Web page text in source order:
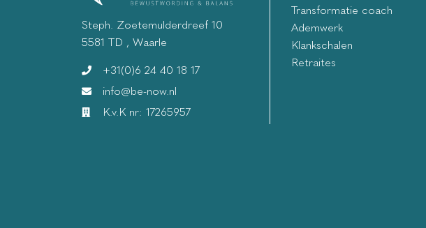
Steph. Zoetemulderdreef 10
5581 TD , Waarle
+31(0)6 24 40 18 17
info@be-now.nl
K.v.K nr: 17265957
Transformatie coach
Ademwerk
Klankschalen
Retraites